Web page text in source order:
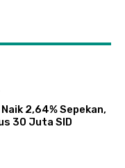
2,64% Sepekan,
30 Juta SID